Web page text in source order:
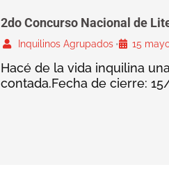
2do Concurso Nacional de
Inquilinos Agrupados • 15
Hacé de la vida inquilina
contada.Fecha de cierre: